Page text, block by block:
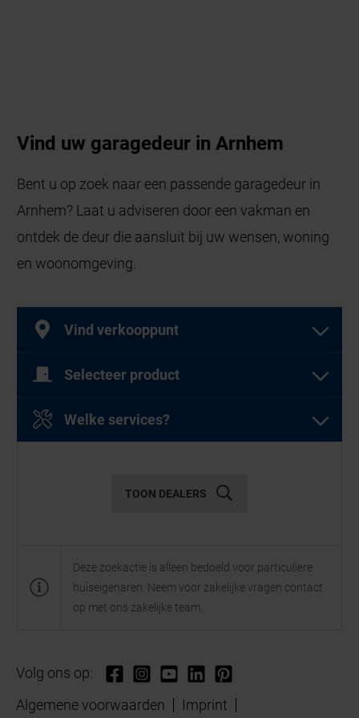
Vind uw garagedeur in Arnhem
Bent u op zoek naar een passende garagedeur in
Arnhem? Laat u adviseren door een vakman en
ontdek de deur die aansluit bij uw wensen, woning
en woonomgeving.
Vind verkooppunt
Selecteer product
Garagesectionaaldeuren
Buitendeuren
Welke services?
DienstenTOON DEALERS
Deze zoekactie is alleen bedoeld voor particuliere
huiseigenaren. Neem voor zakelijke vragen contact
op met ons zakelijke team.
Volg ons op:
Algemene voorwaarden
Imprint